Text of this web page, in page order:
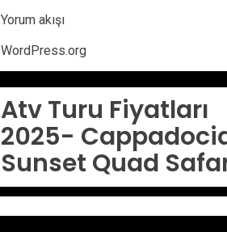
Yorum akışı
WordPress.org
Atv Turu Fiyatları
2025-
Sunset Quad